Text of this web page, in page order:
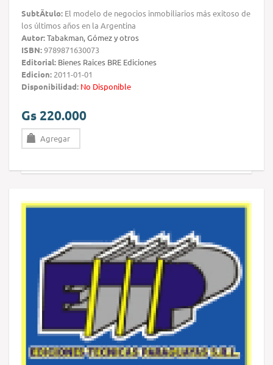
SubtÃ­tulo: El modelo de negocios inmobiliarios más exitoso de
los últimos años en la Argentina
Autor:Tabakman, Gómez y otros
ISBN:9789871630073
Editorial: Bienes Raices BRE Ediciones
Edicion: 2011-01-01
Disponibilidad: No Disponible
Gs 220.000
Agregar